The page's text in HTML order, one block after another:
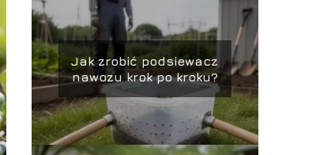
Jak zrobić podsiewacz
nawozu krok po kroku?